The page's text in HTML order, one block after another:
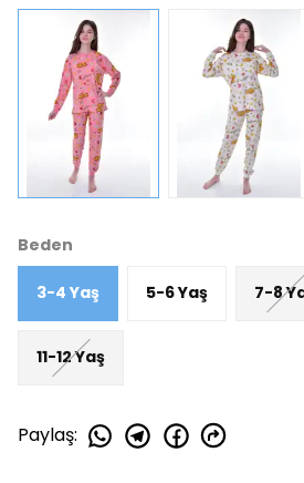
Beden
3-4 Yaş 5-6 Yaş 7-8
11-12 Yaş
Paylaş: